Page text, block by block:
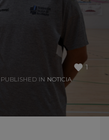
1
PUBLISHED IN NOTICIA